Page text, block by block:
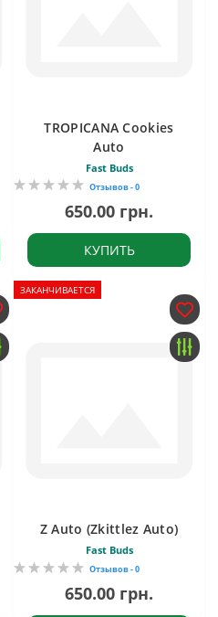
TROPICANA Cookies
Auto
Fast Buds
Отзывов - 0
650.00 грн.
КУПИТЬ
ЗАКАНЧИВАЕТСЯ
Z Auto (Zkittlez Auto)
Fast Buds
Отзывов - 0
650.00 грн.